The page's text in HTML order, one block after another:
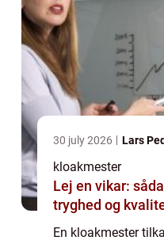
30 july 2026 Lars
kloakmester
Lej en vikar:
tryghed og
En kloakmester